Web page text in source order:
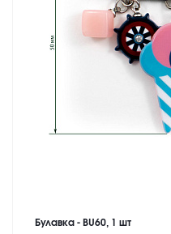
Булавка - BU60, 1 шт